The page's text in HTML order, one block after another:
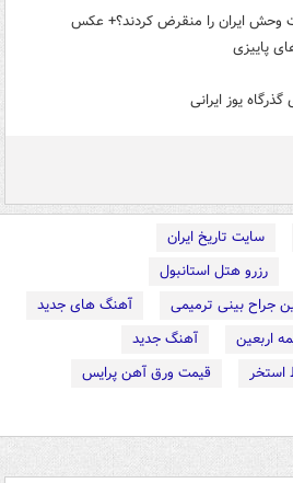
وحش ایران را منقرض کردند؟+ عکس
پاییزی
یوز ایرانی
سایت تاریخ ایران
رزرو هتل استانبول
جراح بینی ترمیمی
آهنگ های جدید
اربعین
آهنگ جدید
استخر
قیمت ورق آهن پرایس